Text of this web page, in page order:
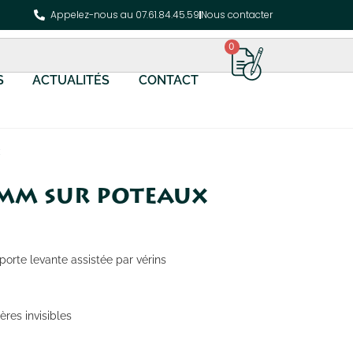
Appelez-nous au 07.61.84.45.59 Nous contacter
ACTUALITÉS CONTACT
0
sur poteaux
levante assistée par vérins
invisibles